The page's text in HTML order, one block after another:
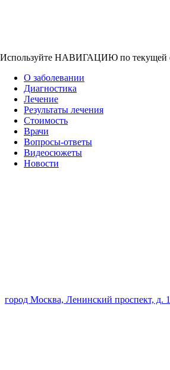
город Москва, Ленинский проспект, д.
Используйте НАВИГАЦИЮ по текущей
О заболевании
Диагностика
Лечение
Результаты лечения
Стоимость
Врачи
Вопросы-ответы
Видеосюжеты
Новости